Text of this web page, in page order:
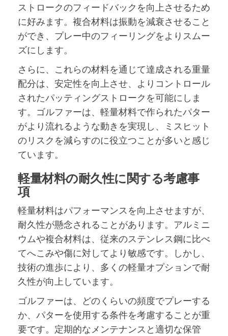
ストロークのフィードバックを向上させるため
に好みます。複合材料は振動を減衰させること
ができ、プレー中のフィーリングをよりスムー
ズにします。
さらに、これらの材料を通じて達成される重量
配分は、安定性を向上させ、よりコントロール
されたパッティングストロークを可能にしま
す。ゴルファーは、軽量材料で作られたパター
がより流れるような動きを実現し、ミスヒット
のリスクを減らすのに役立つことが多いと感じ
ています。
軽量材料の耐久性に関する考慮事
項
軽量材料はパフォーマンスを向上させますが、
耐久性が懸念されることがあります。アルミニ
ウムや複合材料は、従来のステンレス鋼に比べ
てへこみや傷に対してより敏感です。しかし、
技術の進歩により、多くの軽量オプションで耐
久性が向上しています。
ゴルファーは、どのくらいの頻度でプレーする
か、パターを使用する条件を考慮することが重
要です。定期的なメンテナンスと適切な保管